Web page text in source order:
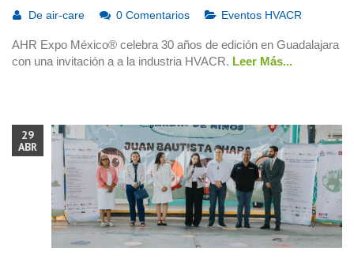
De air-care 0 Comentarios Eventos HVACR
AHR Expo México® celebra 30 años de edición en Guadalajara
con una invitación a a la industria HVACR. Leer Más...
29
ABR